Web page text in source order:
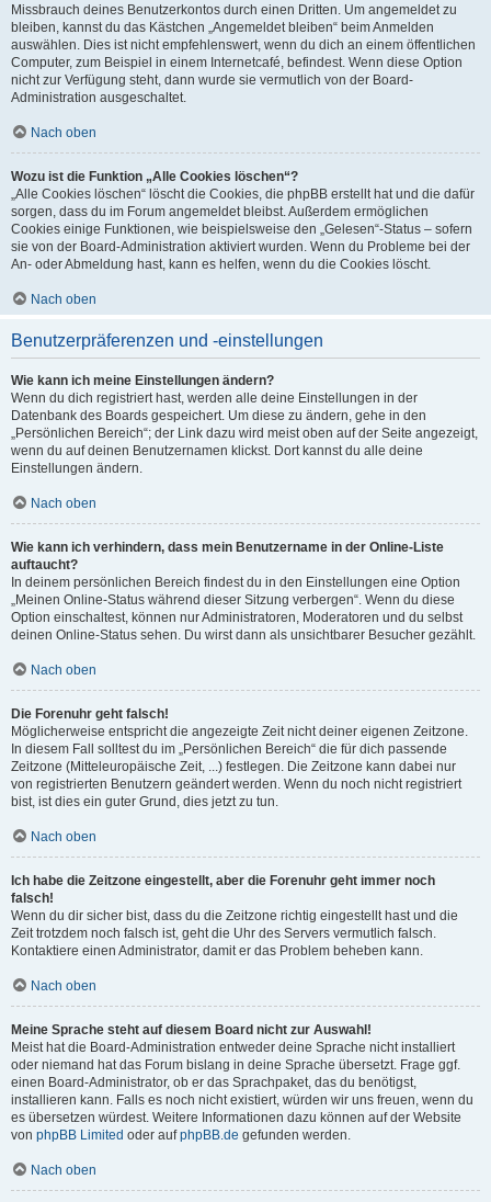
Missbrauch deines Benutzerkontos durch einen Dritten. Um angemeldet zu
bleiben, kannst du das Kästchen „Angemeldet bleiben“ beim Anmelden
auswählen. Dies ist nicht empfehlenswert, wenn du dich an einem öffentlichen
Computer, zum Beispiel in einem Internetcafé, befindest. Wenn diese Option
nicht zur Verfügung steht, dann wurde sie vermutlich von der Board-
Administration ausgeschaltet.
Nach oben
Wozu ist die Funktion „Alle Cookies löschen“?
„Alle Cookies löschen“ löscht die Cookies, die phpBB erstellt hat und die dafür
sorgen, dass du im Forum angemeldet bleibst. Außerdem ermöglichen
Cookies einige Funktionen, wie beispielsweise den „Gelesen“-Status – sofern
sie von der Board-Administration aktiviert wurden. Wenn du Probleme bei der
An- oder Abmeldung hast, kann es helfen, wenn du die Cookies löscht.
Nach oben
Benutzerpräferenzen und -einstellungen
Wie kann ich meine Einstellungen ändern?
Wenn du dich registriert hast, werden alle deine Einstellungen in der
Datenbank des Boards gespeichert. Um diese zu ändern, gehe in den
„Persönlichen Bereich“; der Link dazu wird meist oben auf der Seite angezeigt,
wenn du auf deinen Benutzernamen klickst. Dort kannst du alle deine
Einstellungen ändern.
Nach oben
Wie kann ich verhindern, dass mein Benutzername in der Online-Liste
auftaucht?
In deinem persönlichen Bereich findest du in den Einstellungen eine Option
„Meinen Online-Status während dieser Sitzung verbergen“. Wenn du diese
Option einschaltest, können nur Administratoren, Moderatoren und du selbst
deinen Online-Status sehen. Du wirst dann als unsichtbarer Besucher gezählt.
Nach oben
Die Forenuhr geht falsch!
Möglicherweise entspricht die angezeigte Zeit nicht deiner eigenen Zeitzone.
In diesem Fall solltest du im „Persönlichen Bereich“ die für dich passende
Zeitzone (Mitteleuropäische Zeit, ...) festlegen. Die Zeitzone kann dabei nur
von registrierten Benutzern geändert werden. Wenn du noch nicht registriert
bist, ist dies ein guter Grund, dies jetzt zu tun.
Nach oben
Ich habe die Zeitzone eingestellt, aber die Forenuhr geht immer noch
falsch!
Wenn du dir sicher bist, dass du die Zeitzone richtig eingestellt hast und die
Zeit trotzdem noch falsch ist, geht die Uhr des Servers vermutlich falsch.
Kontaktiere einen Administrator, damit er das Problem beheben kann.
Nach oben
Meine Sprache steht auf diesem Board nicht zur Auswahl!
Meist hat die Board-Administration entweder deine Sprache nicht installiert
oder niemand hat das Forum bislang in deine Sprache übersetzt. Frage ggf.
einen Board-Administrator, ob er das Sprachpaket, das du benötigst,
installieren kann. Falls es noch nicht existiert, würden wir uns freuen, wenn du
es übersetzen würdest. Weitere Informationen dazu können auf der Website
von phpBB Limited oder aufphpBB.de gefunden werden.
Nach oben